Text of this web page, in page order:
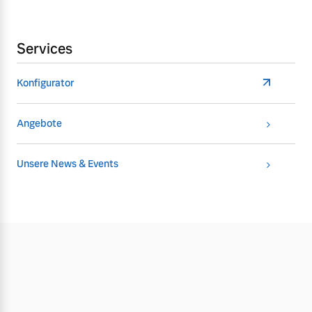
Services
Konfigurator
Angebote
Unsere News & Events